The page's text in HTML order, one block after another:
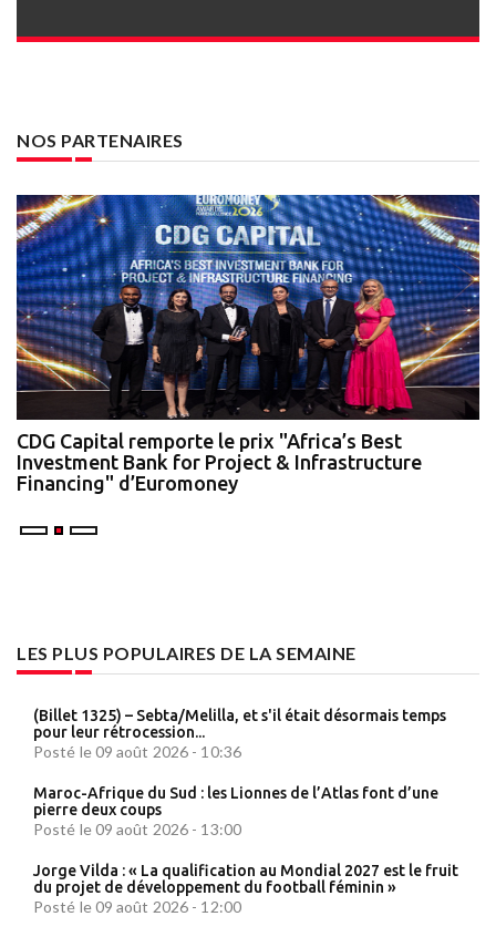
NOS PARTENAIRES
CDG Capital remporte le prix "Africa’s Best
Investment Bank for Project & Infrastructure
Financing" d’Euromoney
LES PLUS POPULAIRES DE LA SEMAINE
(Billet 1325) – Sebta/Melilla, et s'il était désormais temps
pour leur rétrocession...
Posté le 09 août 2026 - 10:36
Maroc-Afrique du Sud : les Lionnes de l’Atlas font d’une
pierre deux coups
Posté le 09 août 2026 - 13:00
Jorge Vilda : « La qualification au Mondial 2027 est le fruit
du projet de développement du football féminin »
Posté le 09 août 2026 - 12:00